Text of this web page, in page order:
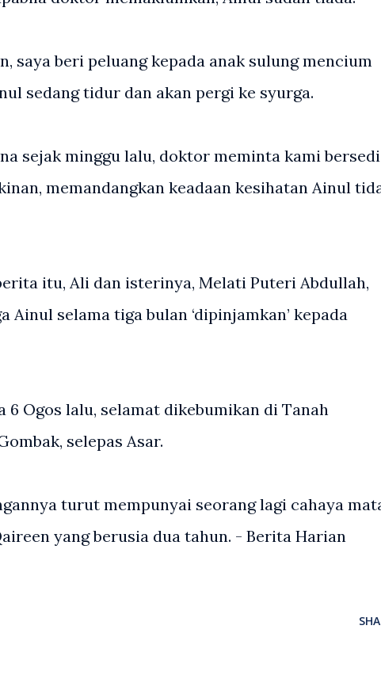
saya beri peluang kepada anak sulung mencium
sedang tidur dan akan pergi ke syurga.
sejak minggu lalu, doktor meminta kami
memandangkan keadaan kesihatan Ainul
itu, Ali dan isterinya, Melati Puteri Abdullah,
Ainul selama tiga bulan ‘dipinjamkan’ kepada
6 Ogos lalu, selamat dikebumikan di Tanah
selepas Asar.
turut mempunyai seorang lagi cahaya
yang berusia dua tahun. - Berita Harian